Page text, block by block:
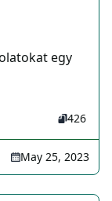
egy
426
May 25, 2023